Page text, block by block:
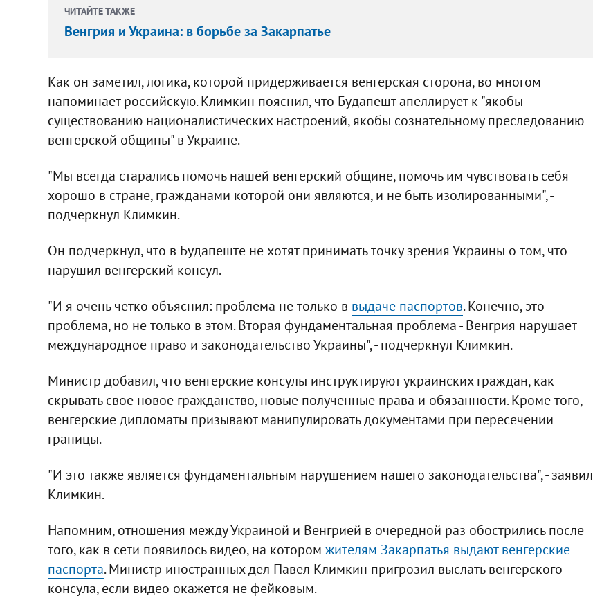
ЧИТАЙТЕ ТАКЖЕ
Венгрия и Украина: в борьбе за Закарпатье
Как он заметил, логика, которой придерживается венгерская сторона, во многом
напоминает российскую. Климкин пояснил, что Будапешт апеллирует к "якобы
существованию националистических настроений, якобы сознательному преследованию
венгерской общины" в Украине.
"Мы всегда старались помочь нашей венгерский общине, помочь им чувствовать себя
хорошо в стране, гражданами которой они являются, и не быть изолированными", -
подчеркнул Климкин.
Он подчеркнул, что в Будапеште не хотят принимать точку зрения Украины о том, что
нарушил венгерский консул.
"И я очень четко объяснил: проблема не только в выдаче паспортов. Конечно, это
проблема, но не только в этом. Вторая фундаментальная проблема - Венгрия нарушает
международное право и законодательство Украины", - подчеркнул Климкин.
Министр добавил, что венгерские консулы инструктируют украинских граждан, как
скрывать свое новое гражданство, новые полученные права и обязанности. Кроме того,
венгерские дипломаты призывают манипулировать документами при пересечении
границы.
"И это также является фундаментальным нарушением нашего законодательства", - заявил
Климкин.
Напомним, отношения между Украиной и Венгрией в очередной раз обострились после
того, как в сети появилось видео, на котором жителям Закарпатья выдают венгерские
паспорта. Министр иностранных дел Павел Климкин пригрозил выслать венгерского
консула, если видео окажется не фейковым.